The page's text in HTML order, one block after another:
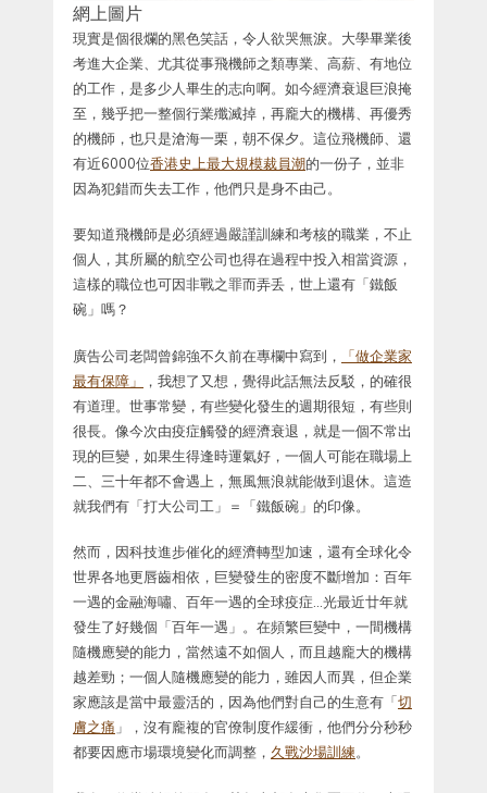
網上圖片
現實是個很爛的黑色笑話，令人欲哭無淚。大學畢業後
考進大企業、尤其從事飛機師之類專業、高薪、有地位
的工作，是多少人畢生的志向啊。如今經濟衰退巨浪掩
至，幾乎把一整個行業殲滅掉，再龐大的機構、再優秀
的機師，也只是滄海一栗，朝不保夕。這位飛機師、還
有近6000位香港史上最大規模裁員潮的一份子，並非
因為犯錯而失去工作，他們只是身不由己。
要知道飛機師是必須經過嚴謹訓練和考核的職業，不止
個人，其所屬的航空公司也得在過程中投入相當資源，
這樣的職位也可因非戰之罪而弄丢，世上還有「鐵飯
碗」嗎？
廣告公司老闆曾錦強不久前在專欄中寫到，
「做企業家
最有保障」
，我想了又想，覺得此話無法反駁，的確很
有道理。世事常變，有些變化發生的週期很短，有些則
很長。像今次由疫症觸發的經濟衰退，就是一個不常出
現的巨變，如果生得逢時運氣好，一個人可能在職場上
二、三十年都不會遇上，無風無浪就能做到退休。這造
就我們有「打大公司工」＝「鐵飯碗」的印像。
然而，因科技進步催化的經濟轉型加速，還有全球化令
世界各地更唇齒相依，巨變發生的密度不斷增加：百年
一遇的金融海嘯、百年一遇的全球疫症…光最近廿年就
發生了好幾個「百年一遇」。在頻繁巨變中，一間機構
隨機應變的能力，當然遠不如個人，而且越龐大的機構
越差勁；一個人隨機應變的能力，雖因人而異，但企業
家應該是當中最靈活的，因為他們對自己的生意有「切
膚之痛 」，沒有龐複的官僚制度作緩衝，他們分分秒秒
都要因應市場環境變化而調整， 久戰沙場訓練。